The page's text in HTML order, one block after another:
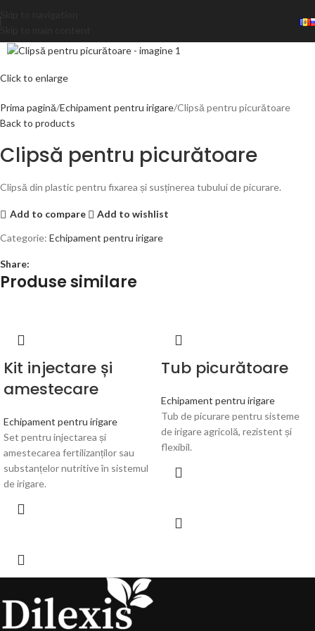
Click to enlarge
Prima pagină Echipament pentru irigare Clipsă pentru picurătoare
Back to products
Clipsă pentru picurătoare
Clipsă din plastic pentru fixarea și susținerea tubului de picurare.
Add to compare
Add to wishlist
Categorie: Echipament pentru irigare
Share:
Produse similare
Kit injectare și
amestecare
Echipament pentru irigare
Set pentru injectarea și
amestecarea fertilizanților sau
substanțelor nutritive în sistemul
de irigare.
Tub picurătoare
Echipament pentru irigare
Tub de picurare pentru sisteme
de irigare agricolă, rezistent și
flexibil.